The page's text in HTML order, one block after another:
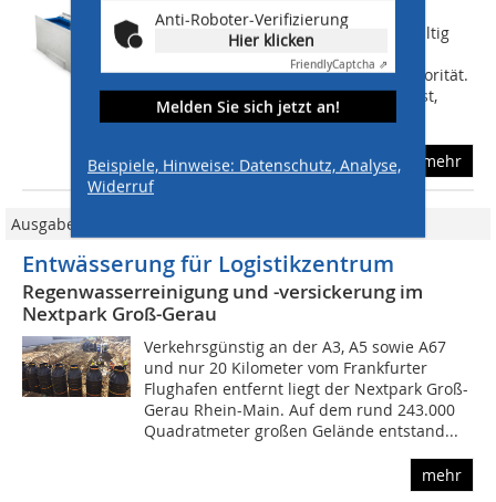
Anti-Roboter-Verifizierung
Hier klicken
FriendlyCaptcha ⇗
Melden Sie sich jetzt an!
Beispiele, Hinweise: Datenschutz, Analyse,
Widerruf
Der Grund: Nach dem aktuellen
Wasserhaushaltsgesetz WHG 2009, gültig
seit 1. März 2010, hat die ortsnahe
Bewirtschaftung von Regenwasser Priorität.
Ziel von Gesetzgebung und Normen ist,
dass...
mehr
Ausgabe 09/2019
Entwässerung für Logistikzentrum
Regenwasserreinigung und -versickerung im
Nextpark Groß-Gerau
Verkehrsgünstig an der A3, A5 sowie A67
und nur 20 Kilometer vom Frankfurter
Flughafen entfernt liegt der Nextpark Groß-
Gerau Rhein-Main. Auf dem rund 243.000
Quadratmeter großen Gelände entstand...
mehr